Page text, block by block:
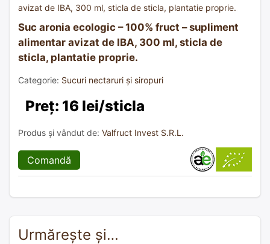
Suc aronia ecologic – 100% fruct – supliment
alimentar avizat de IBA, 300 ml, sticla de
sticla, plantatie proprie.
Categorie: Sucuri nectaruri și siropuri
Preț: 16 lei/sticla
Produs și vândut de: Valfruct Invest S.R.L.
Comandă
Urmărește și…